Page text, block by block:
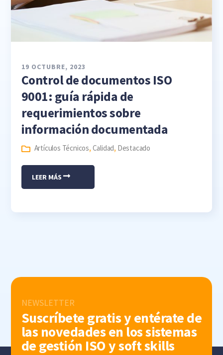
19 OCTUBRE, 2023
Control de documentos ISO
9001: guía rápida de
requerimientos sobre
información documentada
Artículos Técnicos, Calidad, Destacado
LEER MÁS
NEWSLETTER
Suscríbete gratis y entérate de
las novedades en los sistemas
de gestión ISO y soft skills